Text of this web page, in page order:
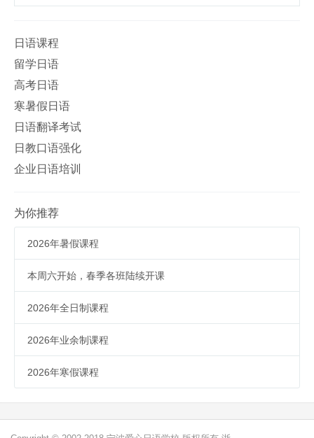
日语课程
留学日语
高考日语
寒暑假日语
日语翻译考试
日教口语强化
企业日语培训
为你推荐
2026年暑假课程
本周六开始，春季各班陆续开课
2026年全日制课程
2026年业余制课程
2026年寒假课程